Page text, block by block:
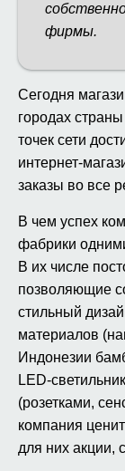
фирмы.
Сегодня
городах
точек сети
интернет-
заказы во все
В чем успех
фабрики
В их числе
позволяющие
стильный
материалов
Индонезии
LED-
(розетками,
компания
для них акции,